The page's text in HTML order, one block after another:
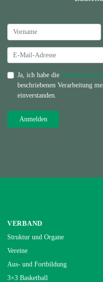
Ja, ich habe die
beschriebenen Verarbeitung
einverstanden.
VERBAND
Struktur und Organe
Vereine
Aus- und Fortbildung
3×3 Basketball